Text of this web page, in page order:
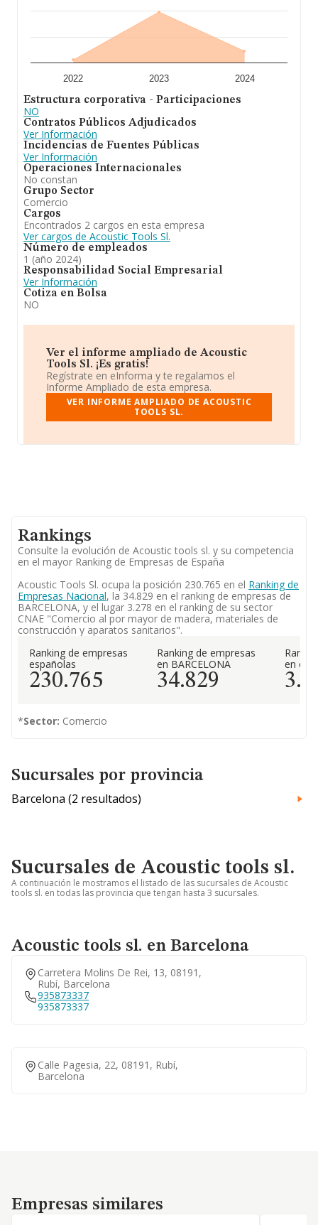
promedio de la facturación de ventas entre todas las
compañías asciende a los 1 millón de euros. Para
aportar ulterior información de interés en el ámbito
sectorial, los empleados de media son 4; la antigüedad
desde la constitución es de 20 años.
Para concluir, la actividad deAcoustic Tools S.L
materiales de construcción, vidrio y artículos de
construcción. fabricación, import, export, comercio y
compraventa al mayor ya la detalle, transformacion,
montaje, construcción de materiales, etc. En el ranking
de su sector (%cnae%), la compañía ha perdido posición
respecto al 2023. Frente al 2023, en el ranking nacional,
de todas las empresas en España, la empresa ha
retrocedido.
2022 2023 2024
Estructura corporativa - Participaciones
NO
Contratos Públicos Adjudicados
Ver Información
Incidencias de Fuentes Públicas
Ver Información
Operaciones Internacionales
No constan
Grupo Sector
Comercio
Cargos
Encontrados 2 cargos en esta empresa
Ver cargos de Acoustic Tools Sl.
Número de empleados
1 (año 2024)
Responsabilidad Social Empresarial
Ver Información
Cotiza en Bolsa
NO
Ver el informe ampliado de Acoustic
Tools Sl. ¡Es gratis!
Regístrate en eInforma y te regalamos el
Informe Ampliado de esta empresa.
VER INFORME AMPLIADO DE ACOUSTIC
TOOLS SL.
Rankings
Consulte la evolución de Acoustic tools sl. y su competencia
en el mayor Ranking de Empresas de España
Acoustic Tools Sl. ocupa la posición 230.765 en el Ranking de
Empresas Nacional, la 34.829 en el ranking de empresas de
BARCELONA, y el lugar 3.278 en el ranking de su sector
CNAE "Comercio al por mayor de madera, materiales de
construcción y aparatos sanitarios".
Ranking de empresas
españolas
230.765
Ranking de empresas
en BARCELONA
34.829
en el
*Sector: Comercio
Sucursales por provincia
Barcelona (2 resultados)
Sucursales de Acoustic tools sl.
A continuación le mostramos el listado de las sucursales de Acoustic
tools sl. en todas las provincia que tengan hasta 3 sucursales.
Acoustic tools sl. en Barcelona
Carretera Molins De Rei, 13, 08191,
Rubí, Barcelona
935873337
935873337
Calle Pagesia, 22, 08191, Rubí,
Barcelona
Empresas similares
Empresas similares